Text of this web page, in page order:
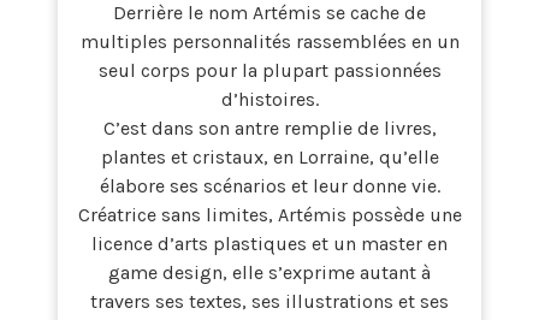
Derrière le nom Artémis se cache de
multiples personnalités rassemblées en un
seul corps pour la plupart passionnées
d’histoires.
C’est dans son antre remplie de livres,
plantes et cristaux, en Lorraine, qu’elle
élabore ses scénarios et leur donne vie.
Créatrice sans limites, Artémis possède une
licence d’arts plastiques et un master en
game design, elle s’exprime autant à
travers ses textes, ses illustrations et ses